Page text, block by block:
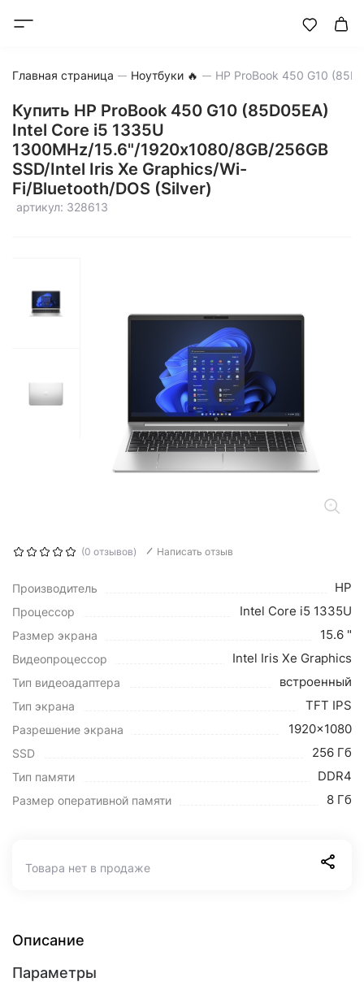
Главная страница Ноутбуки 🔥
Купить HP ProBook 450 G10 (85D05EA)
Intel Core i5 1335U
1300MHz/15.6"/1920х1080/8GB/256GB
SSD/Intel Iris Xe Graphics/Wi-
Fi/Bluetooth/DOS (Silver)
артикул: 328613
(0 отзывов) Написать отзыв
Производитель HP
Процессор Intel Core i5 1335U
Размер экрана 15.6 "
Видеопроцессор Intel Iris Xe Graphics
Тип видеоадаптера встроенный
Тип экрана TFT IPS
Разрешение экрана 1920x1080
SSD 256 Гб
Тип памяти DDR4
Размер оперативной памяти 8 Гб
Товара нет в продаже
Описание
Параметры